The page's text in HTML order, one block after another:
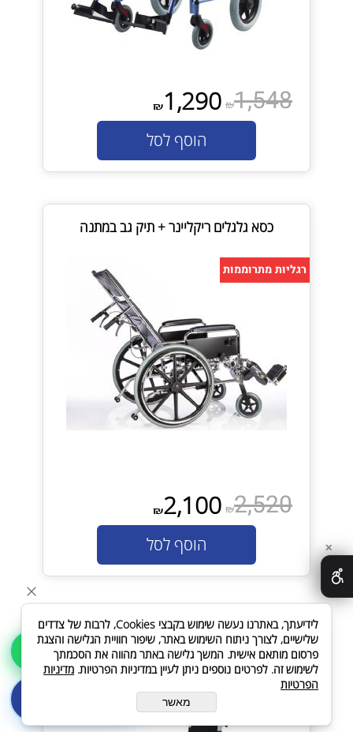
₪1,548
₪1,290
הוסף לסל
כסא גלגלים ריקליינר + תיק גב במתנה
רגליות מתרוממות
₪2,520
₪2,100
הוסף לסל
כסא גלגלים חשמלי דגם אסף עם שליטה כפולה
בעזרת שלט אלחוטי + תיק גב במתנה
בעל שליטה כפולה
✕
לידיעתך, באתרנו נעשה שימוש בקבצי Cookies, לרבות של צדדים
שלישיים, לצורך ניתוח השימוש באתר, שיפור חוויית הגלישה והצגת
פרסום מותאם אישית. המשך גלישה באתר מהווה את הסכמתך
לשימוש זה. לפרטים נוספים ניתן לעיין במדיניות הפרטיות. מדיניות
הפרטיות
מאשר
שלחו הודעה